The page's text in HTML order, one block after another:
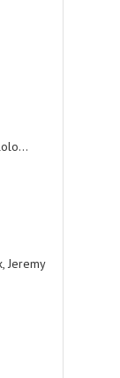
Jeremy